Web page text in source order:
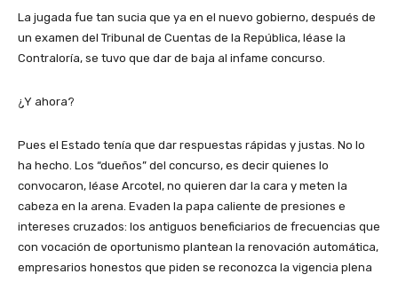
La jugada fue tan sucia que ya en el nuevo gobierno, después de
un examen del Tribunal de Cuentas de la República, léase la
Contraloría, se tuvo que dar de baja al infame concurso.
¿Y ahora?
Pues el Estado tenía que dar respuestas rápidas y justas. No lo
ha hecho. Los “dueños” del concurso, es decir quienes lo
convocaron, léase Arcotel, no quieren dar la cara y meten la
cabeza en la arena. Evaden la papa caliente de presiones e
intereses cruzados: los antiguos beneficiarios de frecuencias que
con vocación de oportunismo plantean la renovación automática,
empresarios honestos que piden se reconozca la vigencia plena